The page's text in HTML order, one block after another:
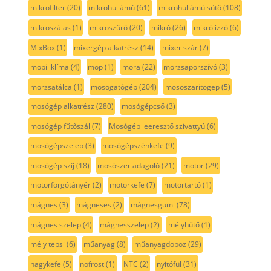
mikrofilter(20) mikrohullámú(61) mikrohullámú sütő(108)
mikroszálas (1) mikroszűrő(20) mikró(26) mikró izzó(6)
MixBox(1) mixergép alkatrész (14) mixer szár(7)
mobil klíma (4) mop(1) mora (22) morzsaporszívó(3)
morzsatálca (1) mosogatógép(204) mososzaritogep(5)
mosógép alkatrész (280) mosógépcső(3)
mosógép fűtőszál (7) Mosógép leeresztő szivattyú(6)
mosógépszelep(3) mosógépszénkefe (9)
mosógép szíj (18) mosószer adagoló(21) motor(29)
motorforgótányér(2) motorkefe (7) motortartó(1)
mágnes (3) mágneses (2) mágnesgumi (78)
mágnes szelep(4) mágnesszelep(2) mélyhűtő(1)
mély tepsi (6) műanyag(8) műanyagdoboz (29)
nagykefe (5) nofrost(1) NTC (2) nyitófül (31)